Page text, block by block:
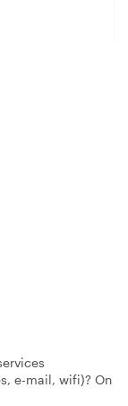
e-mail, wifi)? On